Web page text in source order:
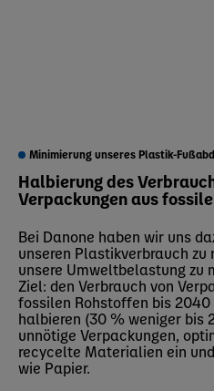
Minimierung unseres Plastik-
Halbierung des
Verpackungen aus
Bei Danone haben wir uns
unseren Plastikverbrauch zu
unsere Umweltbelastung zu
Ziel: den Verbrauch von
fossilen Rohstoffen bis
halbieren (30 % weniger bis
unnötige Verpackungen,
recycelte Materialien ein
wie Papier.